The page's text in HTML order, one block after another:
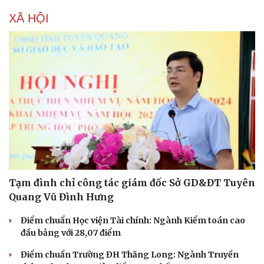
Sức khỏe
Dinh dưỡng - món ngon
Sản phụ khoa
Nhi khoa
Nam khoa
Làm đẹp - giảm cân
Phòng mạch online
Ăn sạch sống khỏe
Đời sống
Nhà đẹp
Blog
Tình yêu - Gia đình
XÃ HỘI
Tạm đình chỉ công tác giám đốc Sở GD&ĐT Tuyên
Quang Vũ Đình Hưng
Điểm chuẩn Học viện Tài chính: Ngành Kiểm toán cao
đầu bảng với 28,07 điểm
Điểm chuẩn Trường ĐH Thăng Long: Ngành Truyền